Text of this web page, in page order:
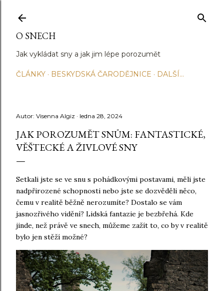
O SNECH
Jak vykládat sny a jak jim lépe porozumět
ČLÁNKY BESKYDSKÁ ČARODĚJNICE DALŠÍ…
Autor: Visenna Algiz ledna 28, 2024
JAK POROZUMĚT SNŮM: FANTASTICKÉ,
VĚŠTECKÉ A ŽIVLOVÉ SNY
Setkali jste se ve snu s pohádkovými postavami, měli jste
nadpřirozené schopnosti nebo jste se dozvěděli něco,
čemu v realitě běžně nerozumíte? Dostalo se vám
jasnozřivého vidění? Lidská fantazie je bezbřehá. Kde
jinde, než právě ve snech, můžeme zažít to, co by v realitě
bylo jen stěží možné?